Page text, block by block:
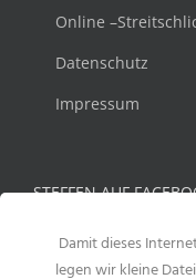
Online
Datenschutz
Impressum
STEFFEN AUF
Damit dieses
legen wir kleine